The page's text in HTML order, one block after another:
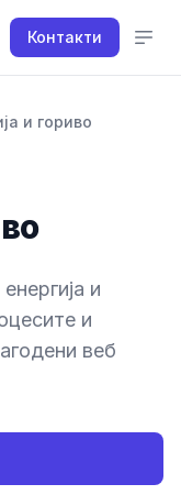
Контакти
и гориво
и
и
веб